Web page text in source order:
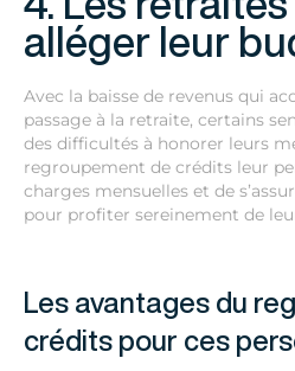
alléger leur
Avec la baisse de revenus qui
passage à la retraite, certains
des difficultés à honorer leurs
regroupement de crédits leur
charges mensuelles et de
pour profiter sereinement de
Les avantages du
crédits pour ces